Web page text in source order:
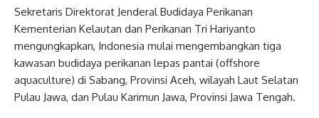
Sekretaris Direktorat Jenderal Budidaya Perikanan
Kementerian Kelautan dan Perikanan Tri Hariyanto
mengungkapkan, Indonesia mulai mengembangkan tiga
kawasan budidaya perikanan lepas pantai (offshore
aquaculture) di Sabang, Provinsi Aceh, wilayah Laut Selatan
Pulau Jawa, dan Pulau Karimun Jawa, Provinsi Jawa Tengah.